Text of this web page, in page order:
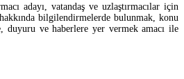
adayı, vatandaş ve uzlaştırmacılar için
bilgilendirmelerde bulunmak, konu
ve haberlere yer vermek amacı ile